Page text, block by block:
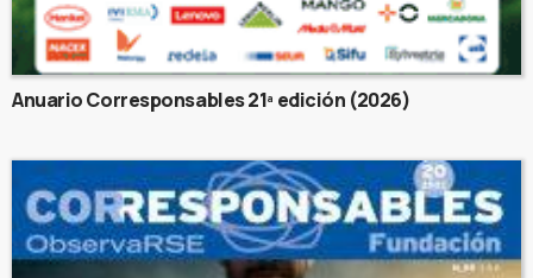
Anuario Corresponsables 21ª edición (2026)